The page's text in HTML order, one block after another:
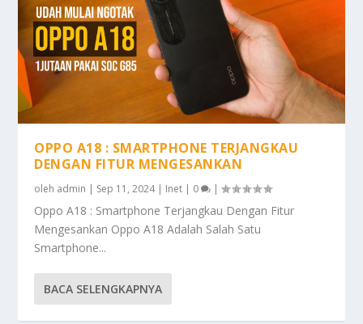
OPPO A18 : SMARTPHONE TERJANGKAU
DENGAN FITUR MENGESANKAN
oleh admin | Sep 11, 2024| Inet | 0 |
Oppo A18 : Smartphone Terjangkau Dengan Fitur
Mengesankan Oppo A18 Adalah Salah Satu
Smartphone...
BACA SELENGKAPNYA